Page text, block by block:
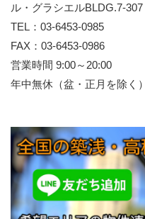
ル・グラシエルBLDG.7-307
TEL：03-6453-0985
FAX：03-6453-0986
営業時間 9:00～20:00
年中無休（盆・正月を除く）